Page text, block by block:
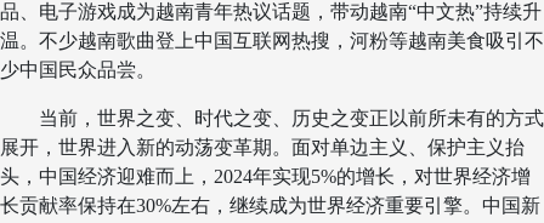
品、电子游戏成为越南青年热议话题，带动越南“中文热”持续升
温。不少越南歌曲登上中国互联网热搜，河粉等越南美食吸引不
少中国民众品尝。
当前，世界之变、时代之变、历史之变正以前所未有的方式
展开，世界进入新的动荡变革期。面对单边主义、保护主义抬
头，中国经济迎难而上，2024年实现5%的增长，对世界经济增
长贡献率保持在30%左右，继续成为世界经济重要引擎。中国新